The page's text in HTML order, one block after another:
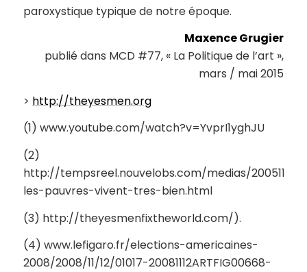
paroxystique typique de notre époque.
Maxence Grugier
publié dans MCD #77, « La Politique de l’art »,
mars / mai 2015
> http://theyesmen.org
(1) www.youtube.com/watch?v=YvprI1yghJU
(2)
http://tempsreel.nouvelobs.com/medias/
les-pauvres-vivent-tres-bien.html
(3) http://theyesmenfixtheworld.com/).
(4) www.lefigaro.fr/elections-americaines-
2008/2008/11/12/01017-20081112ARTFIG00668-